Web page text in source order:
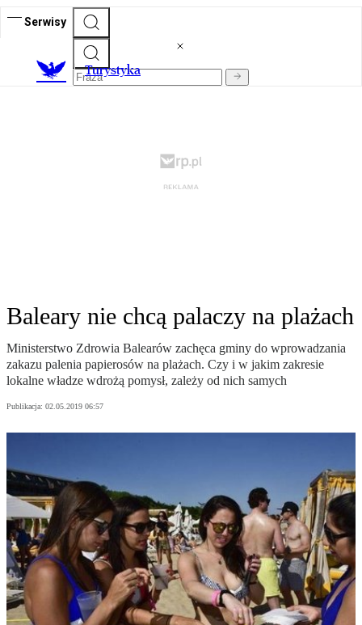
Serwisy
Turystyka
Baleary nie chcą palaczy na plażach
Ministerstwo Zdrowia Balearów zachęca gminy do wprowadzania
zakazu palenia papierosów na plażach. Czy i w jakim zakresie
lokalne władze wdrożą pomysł, zależy od nich samych
Publikacja: 02.05.2019 06:57